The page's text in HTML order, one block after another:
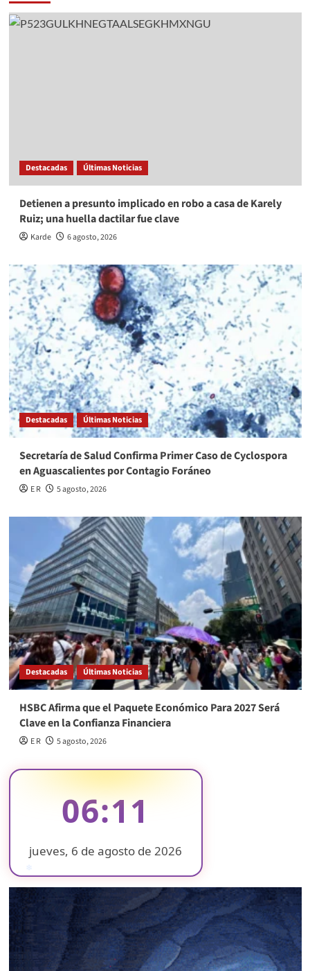
Destacadas Últimas Noticias
Detienen a presunto implicado en robo a casa de Karely
Ruiz; una huella dactilar fue clave
Karde 6 agosto, 2026
Destacadas Últimas Noticias
Secretaría de Salud Confirma Primer Caso de Cyclospora
en Aguascalientes por Contagio Foráneo
E R 5 agosto, 2026
Destacadas Últimas Noticias
HSBC Afirma que el Paquete Económico Para 2027 Será
Clave en la Confianza Financiera
E R 5 agosto, 2026
06:11
jueves, 6 de agosto de 2026
❄
❄
❄